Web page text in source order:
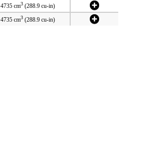
4735 cm3(288.9 cu-in)
4735 cm3(288.9 cu-in)